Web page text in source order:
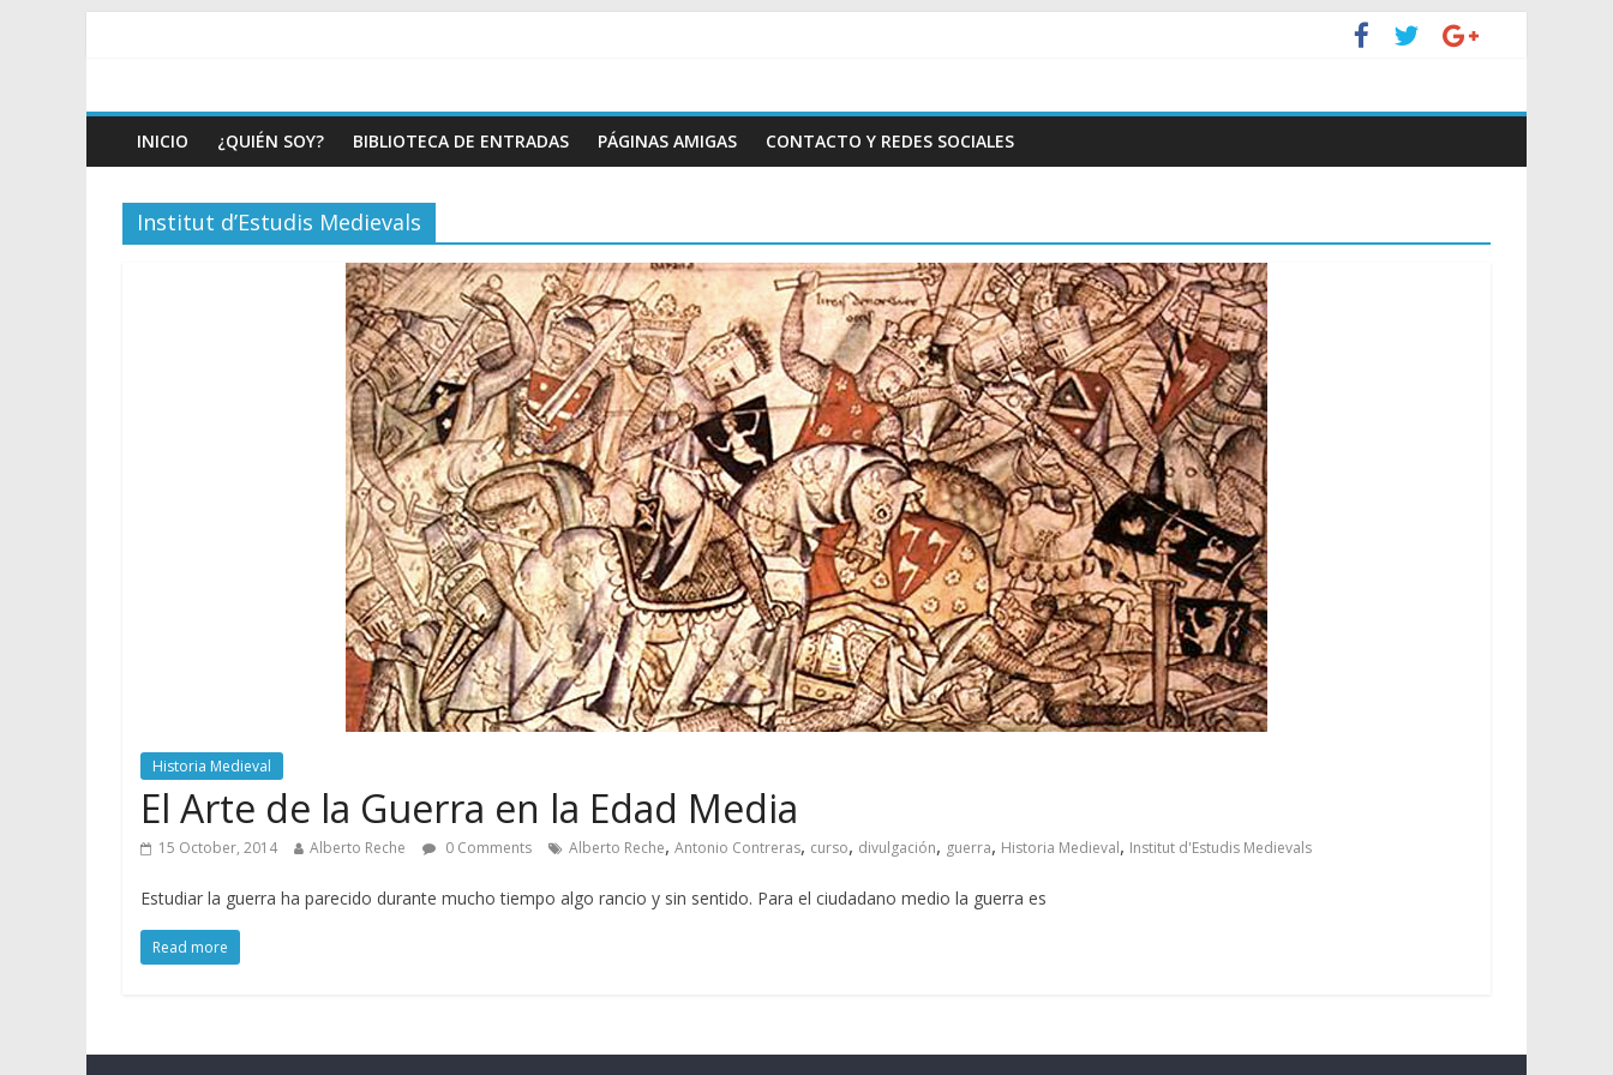
INICIO ¿QUIÉN SOY? BIBLIOTECA DE ENTRADAS PÁGINAS AMIGAS CONTACTO Y REDES SOCIALES
Institut d’Estudis Medievals
Historia Medieval
El Arte de la Guerra en la Edad Media
15 October, 2014 Alberto Reche 0 Comments Alberto Reche, Antonio Contreras, curso, divulgación, guerra, Historia Medieval, Institut d'Estudis Medievals
Estudiar la guerra ha parecido durante mucho tiempo algo rancio y sin sentido. Para el ciudadano medio la guerra es
Read more